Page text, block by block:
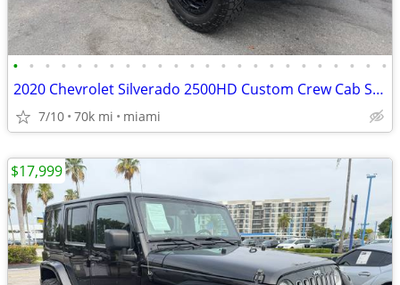
• • • • • • • • • • • • • • • • • • • • • • • •
2020 Chevrolet Silverado 2500HD Custom Crew Cab Short Box 4WD
7/10 70k mi miami
$17,999